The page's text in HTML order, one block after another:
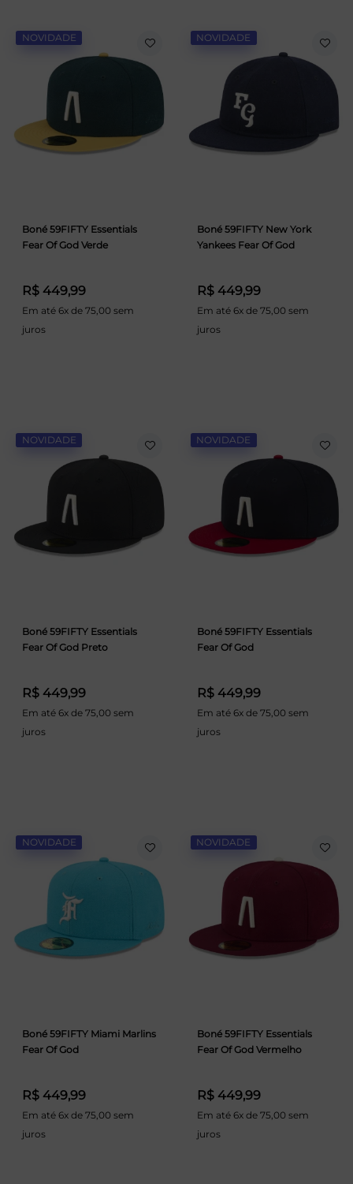
NOVIDADE
Boné 59FIFTY Essentials
Fear Of God Verde
R$ 449,99
Em até 6x de 75,00 sem
juros
NOVIDADE
Boné 59FIFTY New York
Yankees Fear Of God
R$ 449,99
Em até 6x de 75,00 sem
juros
NOVIDADE
Boné 59FIFTY Essentials
Fear Of God Preto
R$ 449,99
Em até 6x de 75,00 sem
juros
NOVIDADE
Boné 59FIFTY Essentials
Fear Of God
R$ 449,99
Em até 6x de 75,00 sem
juros
NOVIDADE
Boné 59FIFTY Miami Marlins
Fear Of God
R$ 449,99
Em até 6x de 75,00 sem
juros
NOVIDADE
Boné 59FIFTY Essentials
Fear Of God Vermelho
R$ 449,99
Em até 6x de 75,00 sem
juros